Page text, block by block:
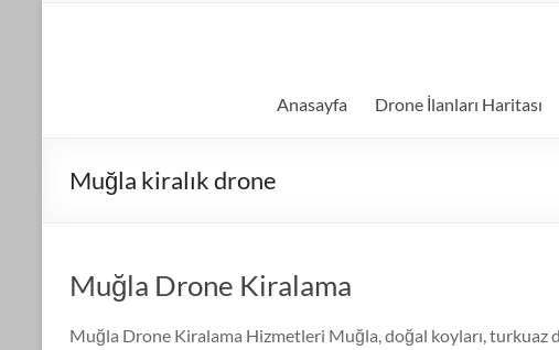
Drone
Kiralama
İlan
Verin!
Anasayfa Drone İlanları Haritası
Muğla kiralık drone
Muğla Drone Kiralama
Muğla Drone Kiralama Hizmetleri Muğla, doğal koyları, turkuaz